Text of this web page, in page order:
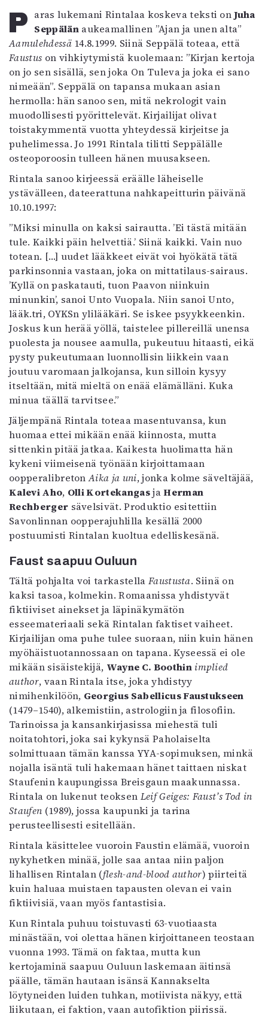
Paras lukemani Rintalaa koskeva teksti onJuha
Seppälänaukeamallinen ”Ajan ja unen alta”
Aamulehdessä14.8.1999. Siinä Seppälä toteaa, että
Faustus on vihkiytymistä kuolemaan: ”Kirjan kertoja
on jo sen sisällä, sen joka On Tuleva ja joka ei sano
nimeään”. Seppälä on tapansa mukaan asian
hermolla: hän sanoo sen, mitä nekrologit vain
muodollisesti pyörittelevät. Kirjailijat olivat
toistakymmentä vuotta yhteydessä kirjeitse ja
puhelimessa. Jo 1991 Rintala tilitti Seppälälle
osteoporoosin tulleen hänen muusakseen.
Rintala sanoo kirjeessä eräälle läheiselle
ystävälleen, dateerattuna nahkapeitturin päivänä
10.10.1997:
”Miksi minulla on kaksi sairautta. ’Ei tästä mitään
tule. Kaikki päin helvettiä.’ Siinä kaikki. Vain nuo
totean. […] uudet lääkkeet eivät voi hyökätä tätä
parkinsonnia vastaan, joka on mittatilaus-sairaus.
’Kyllä on paskatauti, tuon Paavon niinkuin
minunkin’, sanoi Unto Vuopala. Niin sanoi Unto,
lääk.tri, OYKSn ylilääkäri. Se iskee psyykkeenkin.
Joskus kun herää yöllä, taistelee pillereillä unensa
puolesta ja nousee aamulla, pukeutuu hitaasti, eikä
pysty pukeutumaan luonnollisin liikkein vaan
joutuu varomaan jalkojansa, kun silloin kysyy
itseltään, mitä mieltä on enää elämälläni. Kuka
minua täällä tarvitsee.”
Jäljempänä Rintala toteaa masentuvansa, kun
huomaa ettei mikään enää kiinnosta, mutta
sittenkin pitää jatkaa. Kaikesta huolimatta hän
kykeni viimeisenä työnään kirjoittamaan
oopperalibretonAika ja uni, jonka kolme säveltäjää,
Kalevi Aho, Olli KortekangasjaHerman
Rechberger sävelsivät. Produktio esitettiin
Savonlinnan oopperajuhlilla kesällä 2000
postuumisti Rintalan kuoltua edelliskesänä.
Faust saapuu Ouluun
Tältä pohjalta voi tarkastella Faustusta. Siinä on
kaksi tasoa, kolmekin. Romaanissa yhdistyvät
fiktiiviset ainekset ja läpinäkymätön
esseemateriaali sekä Rintalan faktiset vaiheet.
Kirjailijan oma puhe tulee suoraan, niin kuin hänen
myöhäistuotannossaan on tapana. Kyseessä ei ole
mikään sisäistekijä, Wayne C. Boothin implied
author, vaan Rintala itse, joka yhdistyy
nimihenkilöön, Georgius Sabellicus Faustukseen
(1479–1540), alkemistiin, astrologiin ja filosofiin.
Tarinoissa ja kansankirjasissa miehestä tuli
noitatohtori, joka sai kykynsä Paholaiselta
solmittuaan tämän kanssa YYA-sopimuksen, minkä
nojalla isäntä tuli hakemaan hänet taittaen niskat
Staufenin kaupungissa Breisgaun maakunnassa.
Rintala on lukenut teoksen Leif Geiges: Faust’s Tod in
Staufen (1989), jossa kaupunki ja tarina
perusteellisesti esitellään.
Rintala käsittelee vuoroin Faustin elämää, vuoroin
nykyhetken minää, jolle saa antaa niin paljon
lihallisen Rintalan (flesh-and-blood author) piirteitä
kuin haluaa muistaen ta­paus­ten olevan ei vain
fiktiivisiä, vaan myös fantastisia.
Kun Rintala puhuu toistuvasti 63-vuotiaasta
minästään, voi olettaa hänen kirjoittaneen teostaan
vuonna 1993. Tämä on faktaa, mutta kun
kertojaminä saapuu Ouluun laskemaan äitinsä
päälle, tämän hautaan isänsä Kannakselta
löytyneiden luiden tuhkan, motiivista näkyy, että
liikutaan, ei faktion, vaan autofiktion piirissä.